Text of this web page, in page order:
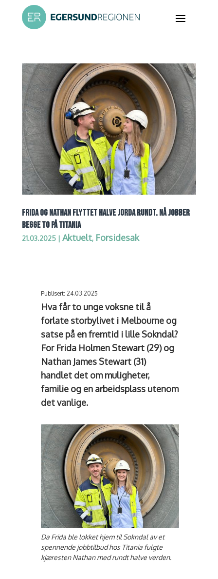
FRIDA OG NATHAN FLYTTET HALVE JORDA RUNDT. NÅ JOBBER
BEGGE TO PÅ TITANIA
21.03.2025| Aktuelt, Forsidesak
Publisert: 24.03.2025
Hva får to unge voksne til å
forlate storbylivet i Melbourne og
satse på en fremtid i lille Sokndal?
For Frida Holmen Stewart (29) og
Nathan James Stewart (31)
handlet det om muligheter,
familie og en arbeidsplass utenom
det vanlige.
Da Frida ble lokket hjem til Sokndal av et
spennende jobbtilbud hos Titania fulgte
kjæresten Nathan med rundt halve verden.